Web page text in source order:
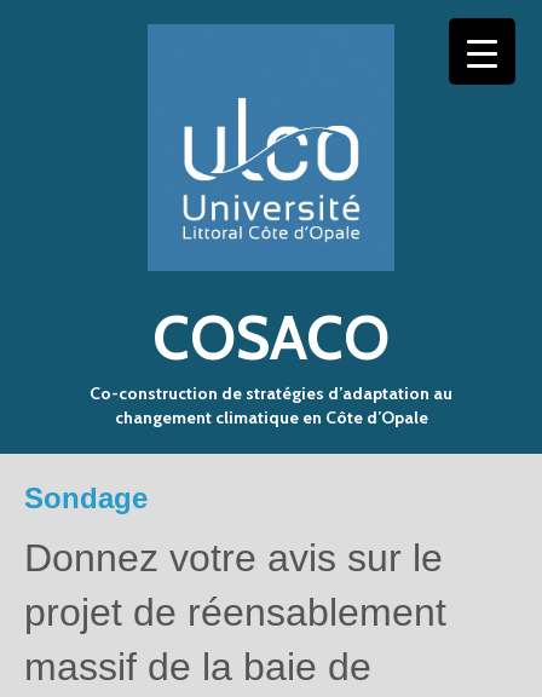
COSACO
Co-construction de stratégies d’adaptation au
changement climatique en Côte d’Opale
Sondage
Donnez votre avis sur le
projet de réensablement
massif de la baie de